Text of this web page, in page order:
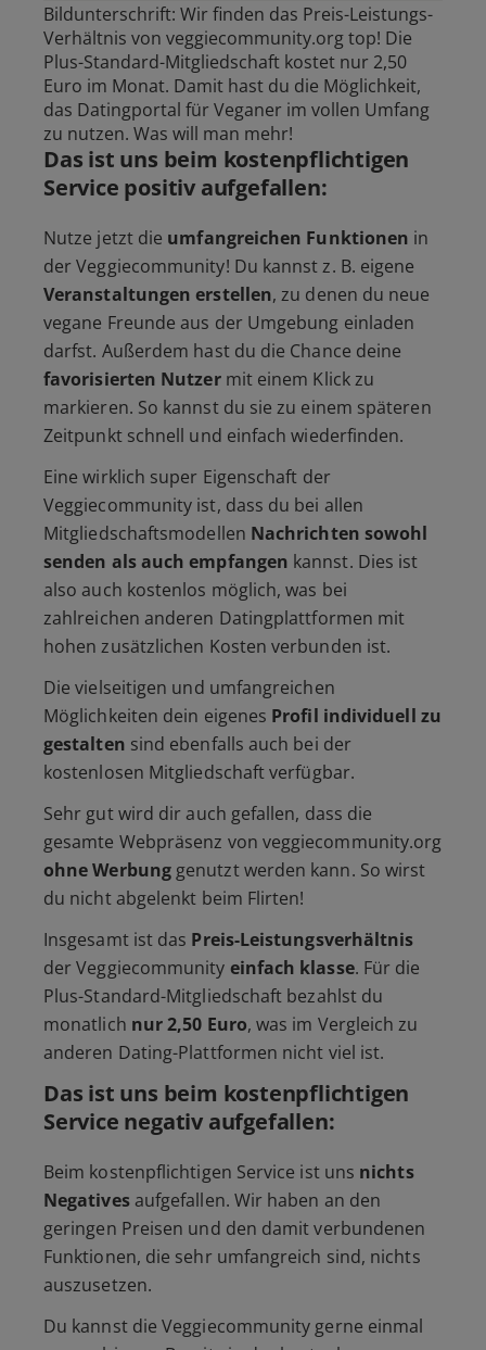
Bildunterschrift: Wir finden das Preis-Leistungs-
Verhältnis von veggiecommunity.org top! Die
Plus-Standard-Mitgliedschaft kostet nur 2,50
Euro im Monat. Damit hast du die Möglichkeit,
das Datingportal für Veganer im vollen Umfang
zu nutzen. Was will man mehr!
Das ist uns beim kostenpflichtigen
Service positiv aufgefallen:
Nutze jetzt die umfangreichen Funktionen in
der Veggiecommunity! Du kannst z. B. eigene
Veranstaltungen erstellen, zu denen du neue
vegane Freunde aus der Umgebung einladen
darfst. Außerdem hast du die Chance deine
favorisierten Nutzermit einem Klick zu
markieren. So kannst du sie zu einem späteren
Zeitpunkt schnell und einfach wiederfinden.
Eine wirklich super Eigenschaft der
Veggiecommunity ist, dass du bei allen
Mitgliedschaftsmodellen Nachrichten sowohl
senden als auch empfangen kannst. Dies ist
also auch kostenlos möglich, was bei
zahlreichen anderen Datingplattformen mit
hohen zusätzlichen Kosten verbunden ist.
Die vielseitigen und umfangreichen
Möglichkeiten dein eigenes Profil individuell zu
gestalten sind ebenfalls auch bei der
kostenlosen Mitgliedschaft verfügbar.
Sehr gut wird dir auch gefallen, dass die
gesamte Webpräsenz von veggiecommunity.org
ohne Werbung genutzt werden kann. So wirst
du nicht abgelenkt beim Flirten!
Insgesamt ist das Preis-Leistungsverhältnis
der Veggiecommunity einfach klasse. Für die
Plus-Standard-Mitgliedschaft bezahlst du
monatlich nur 2,50 Euro, was im Vergleich zu
anderen Dating-Plattformen nicht viel ist.
Das ist uns beim kostenpflichtigen
Service negativ aufgefallen:
Beim kostenpflichtigen Service ist uns nichts
Negativesaufgefallen. Wir haben an den
geringen Preisen und den damit verbundenen
Funktionen, die sehr umfangreich sind, nichts
auszusetzen.
Du kannst die Veggiecommunity gerne einmal